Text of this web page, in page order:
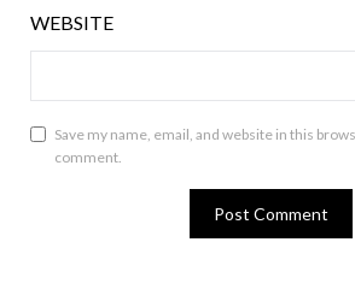
WEBSITE
Save my name, email, and website in this
comment.